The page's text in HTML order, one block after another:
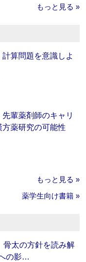
もっと見る »
計算問題を意識しよ
先輩薬剤師のキャリ
方薬研究の可能性
もっと見る »
薬学生向け書籍 »
骨太の方針を読み解
の影…